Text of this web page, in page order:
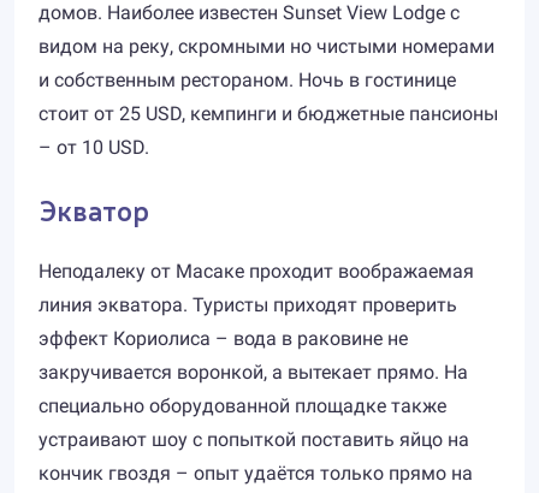
домов. Наиболее известен Sunset View Lodge с
видом на реку, скромными но чистыми номерами
и собственным рестораном. Ночь в гостинице
стоит от 25 USD, кемпинги и бюджетные пансионы
– от 10 USD.
Экватор
Неподалеку от Масаке проходит воображаемая
линия экватора. Туристы приходят проверить
эффект Кориолиса – вода в раковине не
закручивается воронкой, а вытекает прямо. На
специально оборудованной площадке также
устраивают шоу с попыткой поставить яйцо на
кончик гвоздя – опыт удаётся только прямо на